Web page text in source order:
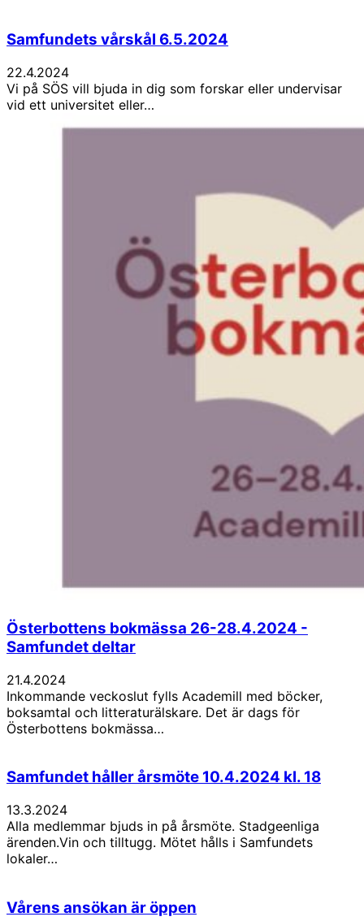
Samfundets vårskål 6.5.2024
22.4.2024
Vi på SÖS vill bjuda in dig som forskar eller undervisar
vid ett universitet eller…
Österbottens bokmässa 26-28.4.2024 -
Samfundet deltar
21.4.2024
Inkommande veckoslut fylls Academill med böcker,
boksamtal och litteraturälskare. Det är dags för
Österbottens bokmässa…
Samfundet håller årsmöte 10.4.2024 kl. 18
13.3.2024
Alla medlemmar bjuds in på årsmöte. Stadgeenliga
ärenden.Vin och tilltugg. Mötet hålls i Samfundets
lokaler…
Vårens ansökan är öppen